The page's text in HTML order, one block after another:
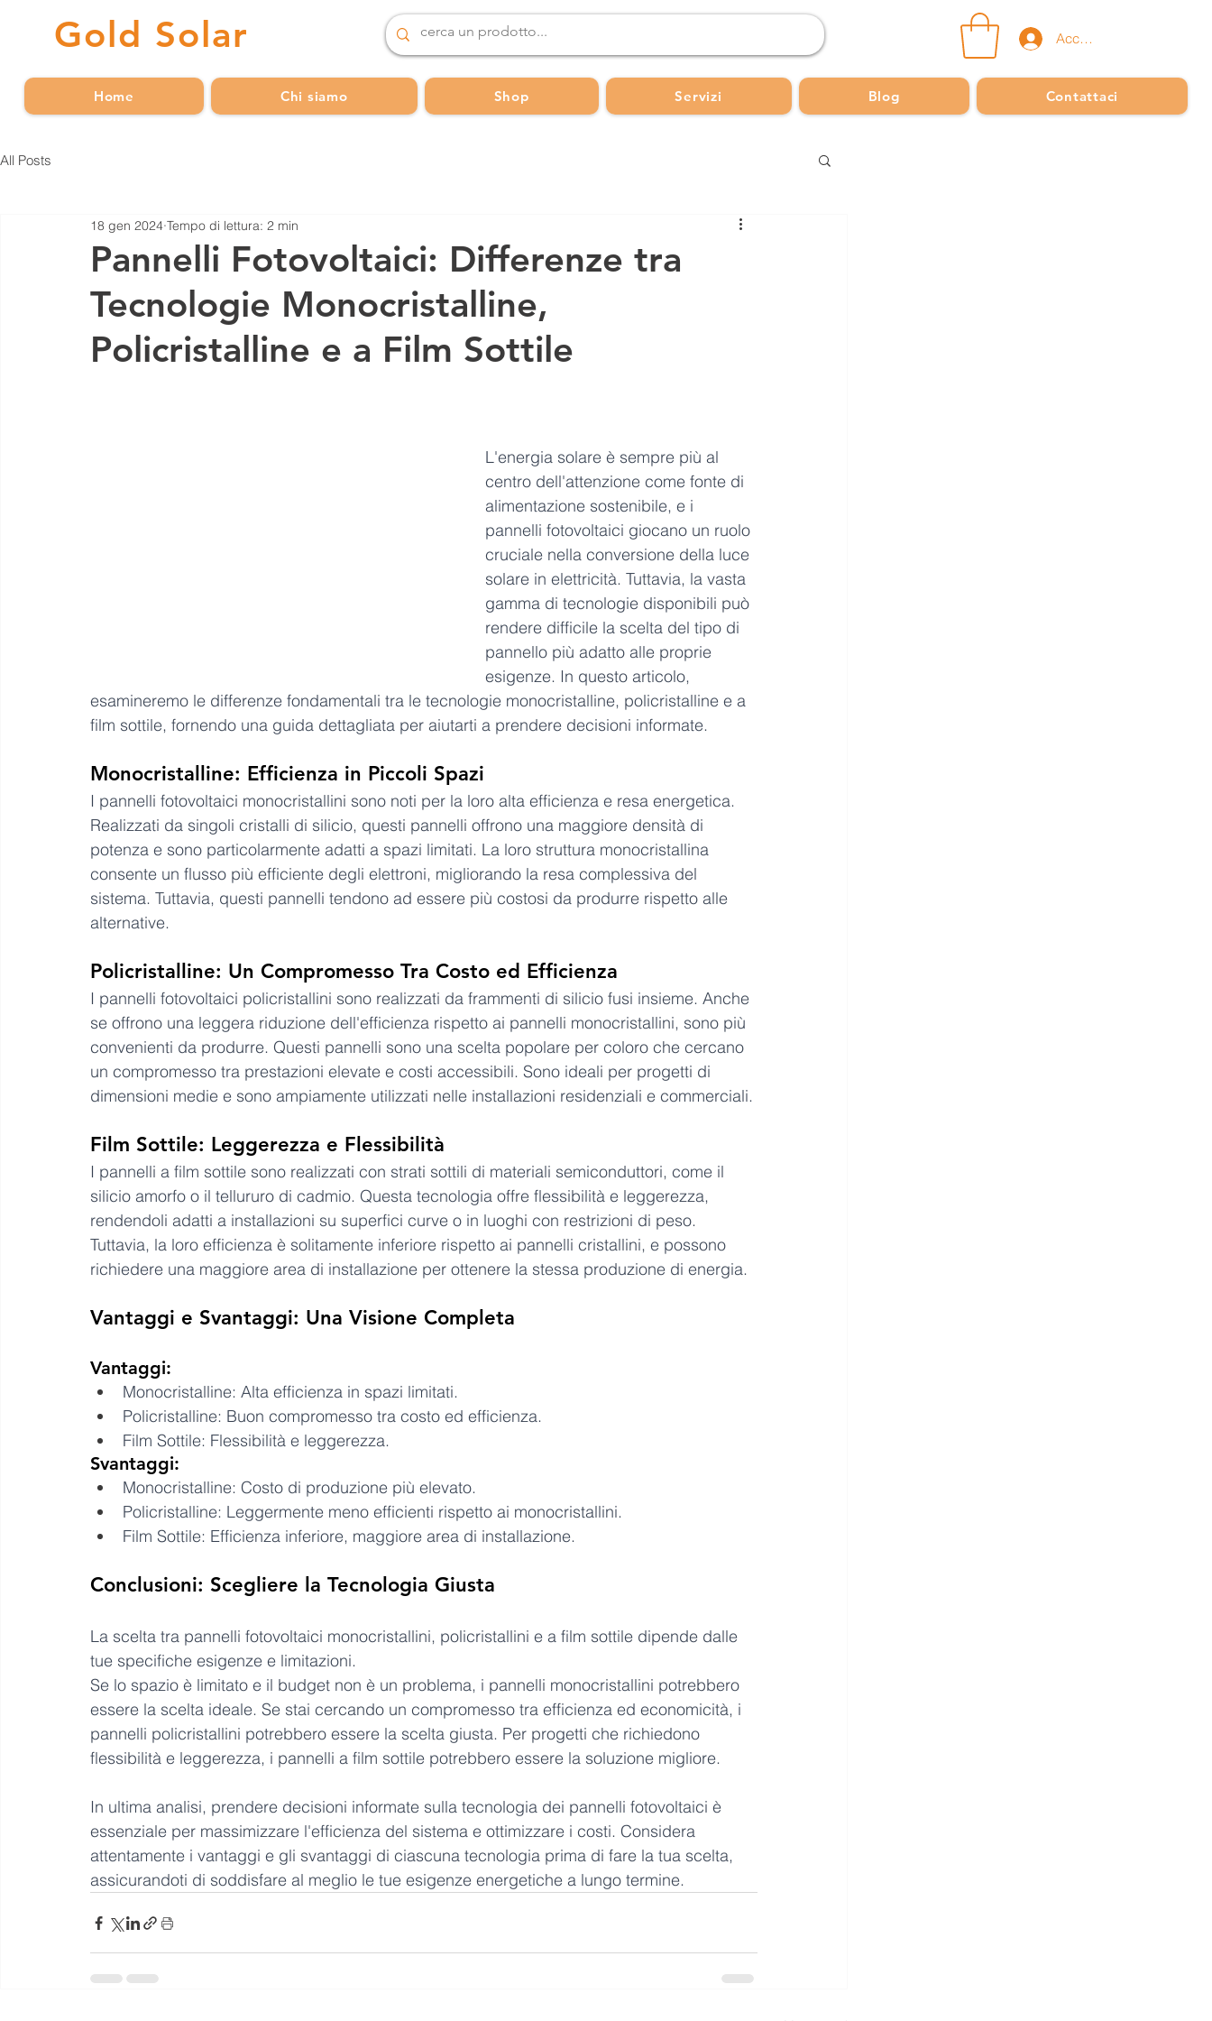
Gold Solar Accedi
Home Chi siamo Shop Servizi Blog Contattaci
All Posts
Pannelli Fotovoltaici: Differenze tra
Tecnologie Monocristalline,
Policristalline e a Film Sottile
18 gen 2024 Tempo di lettura: 2 min
L'energia solare è sempre più al
centro dell'attenzione come fonte di
alimentazione sostenibile, e i
pannelli fotovoltaici giocano un ruolo
cruciale nella conversione della luce
solare in elettricità. Tuttavia, la vasta
gamma di tecnologie disponibili può
rendere difficile la scelta del tipo di
pannello più adatto alle proprie
esigenze. In questo articolo,
esamineremo le differenze fondamentali tra le tecnologie monocristalline, policristalline e a
film sottile, fornendo una guida dettagliata per aiutarti a prendere decisioni informate.
Monocristalline: Efficienza in Piccoli Spazi
I pannelli fotovoltaici monocristallini sono noti per la loro alta efficienza e resa energetica.
Realizzati da singoli cristalli di silicio, questi pannelli offrono una maggiore densità di
potenza e sono particolarmente adatti a spazi limitati. La loro struttura monocristallina
consente un flusso più efficiente degli elettroni, migliorando la resa complessiva del
sistema. Tuttavia, questi pannelli tendono ad essere più costosi da produrre rispetto alle
alternative.
Policristalline: Un Compromesso Tra Costo ed Efficienza
I pannelli fotovoltaici policristallini sono realizzati da frammenti di silicio fusi insieme. Anche
se offrono una leggera riduzione dell'efficienza rispetto ai pannelli monocristallini, sono più
convenienti da produrre. Questi pannelli sono una scelta popolare per coloro che cercano
un compromesso tra prestazioni elevate e costi accessibili. Sono ideali per progetti di
dimensioni medie e sono ampiamente utilizzati nelle installazioni residenziali e commerciali.
Film Sottile: Leggerezza e Flessibilità
I pannelli a film sottile sono realizzati con strati sottili di materiali semiconduttori, come il
silicio amorfo o il tellururo di cadmio. Questa tecnologia offre flessibilità e leggerezza,
rendendoli adatti a installazioni su superfici curve o in luoghi con restrizioni di peso.
Tuttavia, la loro efficienza è solitamente inferiore rispetto ai pannelli cristallini, e possono
richiedere una maggiore area di installazione per ottenere la stessa produzione di energia.
Vantaggi e Svantaggi: Una Visione Completa
Vantaggi:
Monocristalline: Alta efficienza in spazi limitati.
Policristalline: Buon compromesso tra costo ed efficienza.
Film Sottile: Flessibilità e leggerezza.
Svantaggi:
Monocristalline: Costo di produzione più elevato.
Policristalline: Leggermente meno efficienti rispetto ai monocristallini.
Film Sottile: Efficienza inferiore, maggiore area di installazione.
Conclusioni: Scegliere la Tecnologia Giusta
La scelta tra pannelli fotovoltaici monocristallini, policristallini e a film sottile dipende dalle
tue specifiche esigenze e limitazioni.
Se lo spazio è limitato e il budget non è un problema, i pannelli monocristallini potrebbero
essere la scelta ideale. Se stai cercando un compromesso tra efficienza ed economicità, i
pannelli policristallini potrebbero essere la scelta giusta. Per progetti che richiedono
flessibilità e leggerezza, i pannelli a film sottile potrebbero essere la soluzione migliore.
In ultima analisi, prendere decisioni informate sulla tecnologia dei pannelli fotovoltaici è
essenziale per massimizzare l'efficienza del sistema e ottimizzare i costi. Considera
attentamente i vantaggi e gli svantaggi di ciascuna tecnologia prima di fare la tua scelta,
assicurandoti di soddisfare al meglio le tue esigenze energetiche a lungo termine.